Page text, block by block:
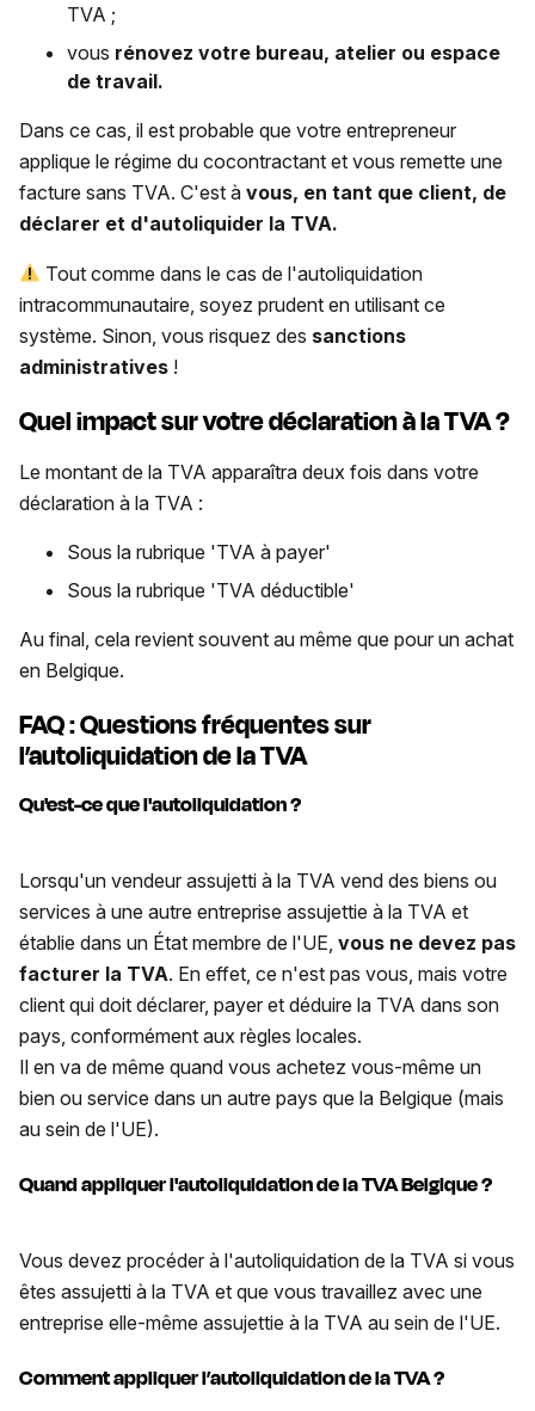
TVA ;
vous rénovez votre bureau, atelier ou espace
de travail.
Dans ce cas, il est probable que votre entrepreneur
applique le régime du cocontractant et vous remette une
facture sans TVA. C'est à vous, en tant que client, de
déclarer et d'autoliquider la TVA.
Tout comme dans le cas de l'autoliquidation
intracommunautaire, soyez prudent en utilisant ce
système. Sinon, vous risquez des sanctions
administratives !
Quel impact sur votre déclaration à la TVA ?
Le montant de la TVA apparaîtra deux fois dans votre
déclaration à la TVA :
Sous la rubrique 'TVA à payer'
Sous la rubrique 'TVA déductible'
Au final, cela revient souvent au même que pour un achat
en Belgique.
FAQ : Questions fréquentes sur
l’autoliquidation de la TVA
Qu'est-ce que l'autoliquidation ?
Lorsqu'un vendeur assujetti à la TVA vend des biens ou
services à une autre entreprise assujettie à la TVA et
établie dans un État membre de l'UE, vous ne devez pas
facturer la TVA. En effet, ce n'est pas vous, mais votre
client qui doit déclarer, payer et déduire la TVA dans son
pays, conformément aux règles locales.
Il en va de même quand vous achetez vous-même un
bien ou service dans un autre pays que la Belgique (mais
au sein de l'UE).
Quand appliquer l'autoliquidation de la TVA Belgique ?
Vous devez procéder à l'autoliquidation de la TVA si vous
êtes assujetti à la TVA et que vous travaillez avec une
entreprise elle-même assujettie à la TVA au sein de l'UE.
Comment appliquerl’autoliquidation de la TVA ?